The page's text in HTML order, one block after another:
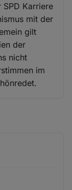
Karriere
mit der
gilt
der
nicht
im